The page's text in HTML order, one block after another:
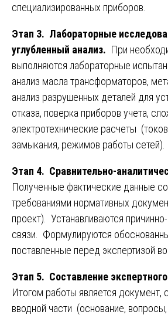
специализированных приборов.
Этап 3. Лабораторные
углубленный анализ. При
выполняются лабораторные
анализ масла трансформаторов,
анализ разрушенных деталей для
отказа, поверка приборов учета,
электротехнические расчеты
замыкания, режимов работы сетей).
Этап 4. Сравнительно-
Полученные фактические данные
требованиями нормативных
проект). Устанавливаются
связи. Формулируются
поставленные перед экспертизой
Этап 5. Составление
Итогом работы является документ,
вводной части (основание,